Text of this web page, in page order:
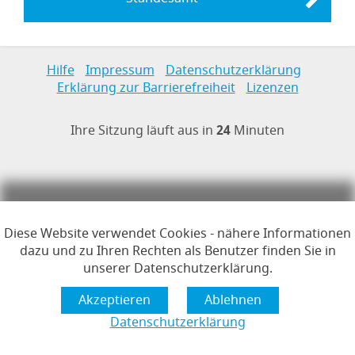
Diese Website verwendet Cookies - nähere Informationen
dazu und zu Ihren Rechten als Benutzer finden Sie in
unserer Datenschutzerklärung.
Datenschutzerklärung
Links zur Hilfe, Impressum, Datenschutzerklärung,
Hilfe Impressum Datenschutzerklärung
Erklärung zur Barrierefreiheit Lizenzen
Ihre Sitzung läuft aus in 24 Minuten